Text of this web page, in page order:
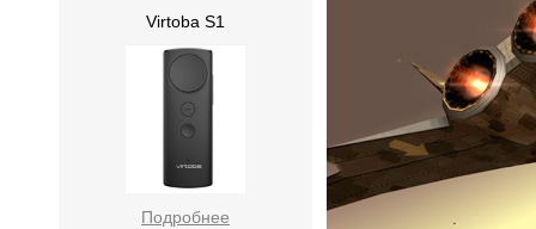
Virtoba S1
Подробнее